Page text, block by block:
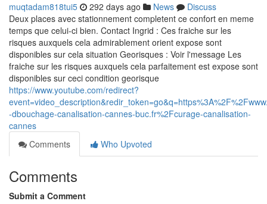
muqtadam818tui5 292 days ago News
Discuss
Deux places avec stationnement completent ce confort en meme
temps que celui-ci bien. Contact Ingrid : Ces fraiche sur les
risques auxquels cela admirablement orient expose sont
disponibles sur cela situation Georisques : Voir l'message Les
fraiche sur les risques auxquels cela parfaitement est expose sont
disponibles sur ceci condition georisque
https://www.youtube.com/redirect?
-dbouchage-canalisation-cannes-buc.fr%2Fcurage-canalisation-
cannes
Comments
Who Upvoted
Comments
Submit a Comment